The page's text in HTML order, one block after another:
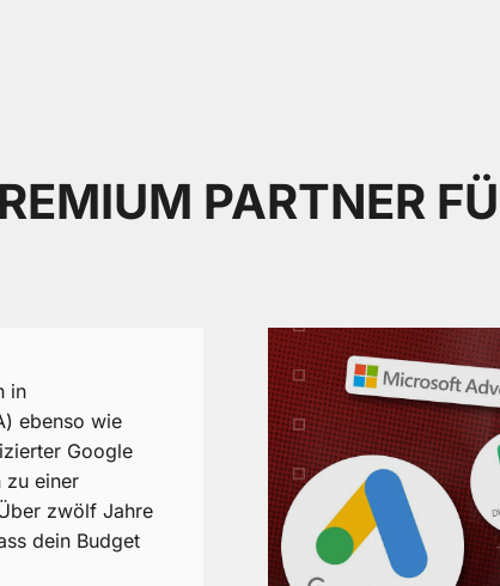
PARTNER
in
ebenso wie
Google
zu einer
zwölf Jahre
dein Budget